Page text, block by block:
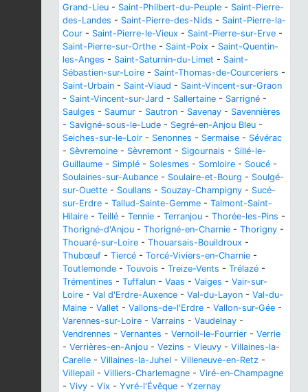
Grand-Lieu - Saint-Philbert-du-Peuple - Saint-Pierre-
des-Landes - Saint-Pierre-des-Nids - Saint-Pierre-la-
Cour - Saint-Pierre-le-Vieux - Saint-Pierre-sur-Erve -
Saint-Pierre-sur-Orthe - Saint-Poix - Saint-Quentin-
les-Anges - Saint-Saturnin-du-Limet - Saint-
Sébastien-sur-Loire - Saint-Thomas-de-Courceriers -
Saint-Urbain - Saint-Viaud - Saint-Vincent-sur-Graon
- Saint-Vincent-sur-Jard - Sallertaine - Sarrigné -
Saulges - Saumur - Sautron - Savenay - Savennières
- Savigné-sous-le-Lude - Segré-en-Anjou Bleu -
Seiches-sur-le-Loir - Senonnes - Sermaise - Sévérac
- Sèvremoine - Sèvremont - Sigournais - Sillé-le-
Guillaume - Simplé - Solesmes - Somloire - Soucé -
Soulaines-sur-Aubance - Soulaire-et-Bourg - Soulgé-
sur-Ouette - Soullans - Souzay-Champigny - Sucé-
sur-Erdre - Tallud-Sainte-Gemme - Talmont-Saint-
Hilaire - Teillé - Tennie - Terranjou - Thorée-les-Pins -
Thorigné-d'Anjou - Thorigné-en-Charnie - Thorigny -
Thouaré-sur-Loire - Thouarsais-Bouildroux -
Thubœuf - Tiercé - Torcé-Viviers-en-Charnie -
Toutlemonde - Touvois - Treize-Vents - Trélazé -
Trémentines - Tuffalun - Vaas - Vaiges - Vair-sur-
Loire - Val d'Erdre-Auxence - Val-du-Layon - Val-du-
Maine - Vallet - Vallons-de-l'Erdre - Vallon-sur-Gée -
Varennes-sur-Loire - Varrains - Vaudelnay -
Vendrennes - Vernantes - Vernoil-le-Fourrier - Verrie
- Verrières-en-Anjou - Vezins - Vieuvy - Villaines-la-
Carelle - Villaines-la-Juhel - Villeneuve-en-Retz -
Villepail - Villiers-Charlemagne - Viré-en-Champagne
- Vivy - Vix - Yvré-l'Évêque - Yzernay